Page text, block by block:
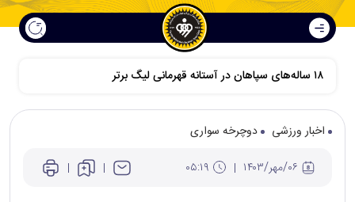
اخبار ورزشی
دوچرخه سواری